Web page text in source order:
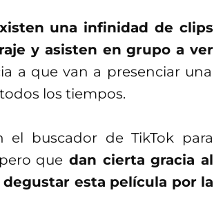
una infinidad de clips
y asisten en grupo a ver
a que van a presenciar una
los tiempos.
buscador de TikTok para
que dan cierta gracia al
esta película por la